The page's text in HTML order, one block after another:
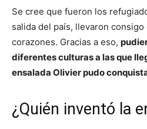
Se cree que fueron los
salida del país, llevaron
corazones. Gracias a eso,
diferentes culturas a las que
ensalada Olivier pudo
¿Quién inventó la